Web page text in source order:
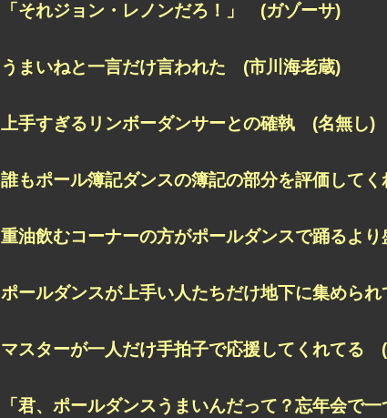
「それジョン・レノンだろ！」 (ガゾーサ)
うまいねと一言だけ言われた (市川海老蔵)
上手すぎるリンボーダンサーとの確執 (名無し)
誰もポール簿記ダンスの簿記の部分を評価して
重油飲むコーナーの方がポールダンスで踊るよ
ポールダンスが上手い人たちだけ地下に集めら
マスターが一人だけ手拍子で応援してくれてる
「君、ポールダンスうまいんだって？忘年会で一